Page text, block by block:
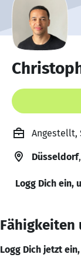
Angestellt,
Düsseldorf
Logg Dich ein,
Fähigkeiten
Logg Dich jetzt